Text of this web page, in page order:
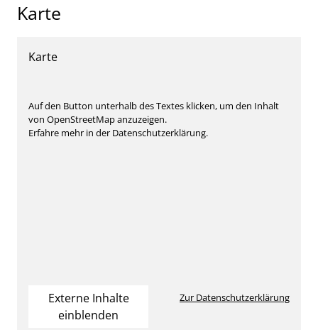
Karte
Karte
Auf den Button unterhalb des Textes klicken, um den Inhalt
von OpenStreetMap anzuzeigen.
Erfahre mehr in der Datenschutzerklärung.
Externe Inhalte
einblenden
Zur Datenschutzerklärung